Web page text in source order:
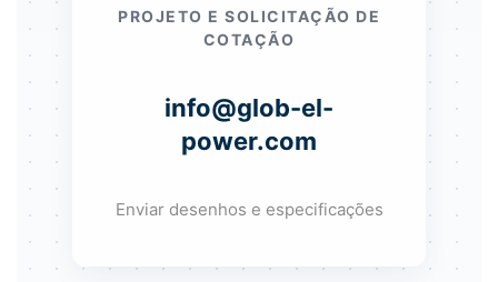
PROJETO E SOLICITAÇÃO DE
COTAÇÃO
info@glob-el-
power.com
Enviar desenhos e especificações